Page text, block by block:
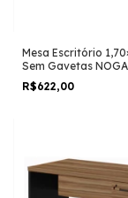
Mesa Escritório
Sem Gavetas
SEVILHA/PRETO
R$622,00